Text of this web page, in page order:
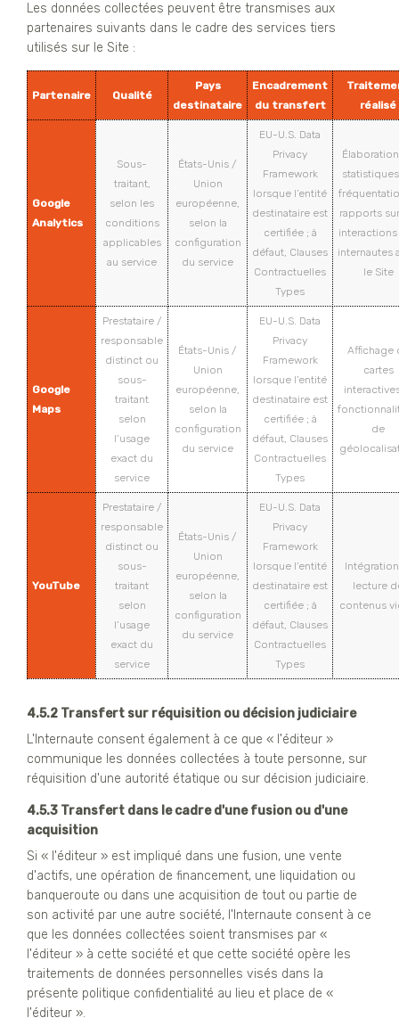
Les données collectées peuvent être transmises aux
partenaires suivants dans le cadre des services tiers
utilisés sur le Site :
Partenaire Qualité
Pays
destinataire
Encadrement
du transfert
réalisé
Google
Analytics
Sous-
traitant,
selon les
conditions
applicables
au service
États-Unis /
Union
européenne,
selon la
configuration
du service
EU-U.S. Data
Privacy
Framework
lorsque l’entité
destinataire est
certifiée ; à
défaut, Clauses
Contractuelles
Types
rapports
internautes
le Site
Google
Maps
Prestataire /
responsable
distinct ou
sous-
traitant
selon
l’usage
exact du
service
États-Unis /
Union
européenne,
selon la
configuration
du service
EU-U.S. Data
Privacy
Framework
lorsque l’entité
destinataire est
certifiée ; à
défaut, Clauses
Contractuelles
Types
Affichage
cartes
de
YouTube
Prestataire /
responsable
distinct ou
sous-
traitant
selon
l’usage
exact du
service
États-Unis /
Union
européenne,
selon la
configuration
du service
EU-U.S. Data
Privacy
Framework
lorsque l’entité
destinataire est
certifiée ; à
défaut, Clauses
Contractuelles
Types
lecture
contenus
4.5.2 Transfert sur réquisition ou décision judiciaire
L'Internaute consent également à ce que « l'éditeur »
communique les données collectées à toute personne, sur
réquisition d'une autorité étatique ou sur décision judiciaire.
4.5.3 Transfert dans le cadre d'une fusion ou d'une
acquisition
Si « l'éditeur » est impliqué dans une fusion, une vente
d'actifs, une opération de financement, une liquidation ou
banqueroute ou dans une acquisition de tout ou partie de
son activité par une autre société, l'Internaute consent à ce
que les données collectées soient transmises par «
l'éditeur » à cette société et que cette société opère les
traitements de données personnelles visés dans la
présente politique confidentialité au lieu et place de «
l'éditeur ».